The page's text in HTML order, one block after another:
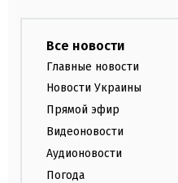
Все новости
Главные новости
Новости Украины
Прямой эфир
Видеоновости
Аудионовости
Погода